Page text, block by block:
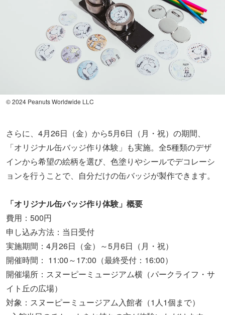
© 2024 Peanuts Worldwide LLC
さらに、4月26日（金）から5月6日（月・祝）の期間、
「オリジナル缶バッジ作り体験」も実施。全5種類のデザ
インから希望の絵柄を選び、色塗りやシールでデコレーシ
ョンを行うことで、自分だけの缶バッジが製作できます。
「オリジナル缶バッジ作り体験」概要
費用：500円
申し込み方法：当日受付
実施期間：4月26日（金）～5月6日（月・祝）
開催時間： 11:00～17:00（最終受付：16:00）
開催場所：スヌーピーミュージアム横（パークライフ・サ
イト丘の広場）
対象：スヌーピーミュージアム入館者（1人1個まで）